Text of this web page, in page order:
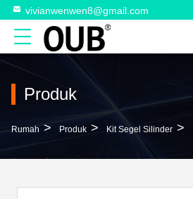
vivianwenwen8@gmail.com
Produk
Rumah > Produk > Kit Segel Silinder >